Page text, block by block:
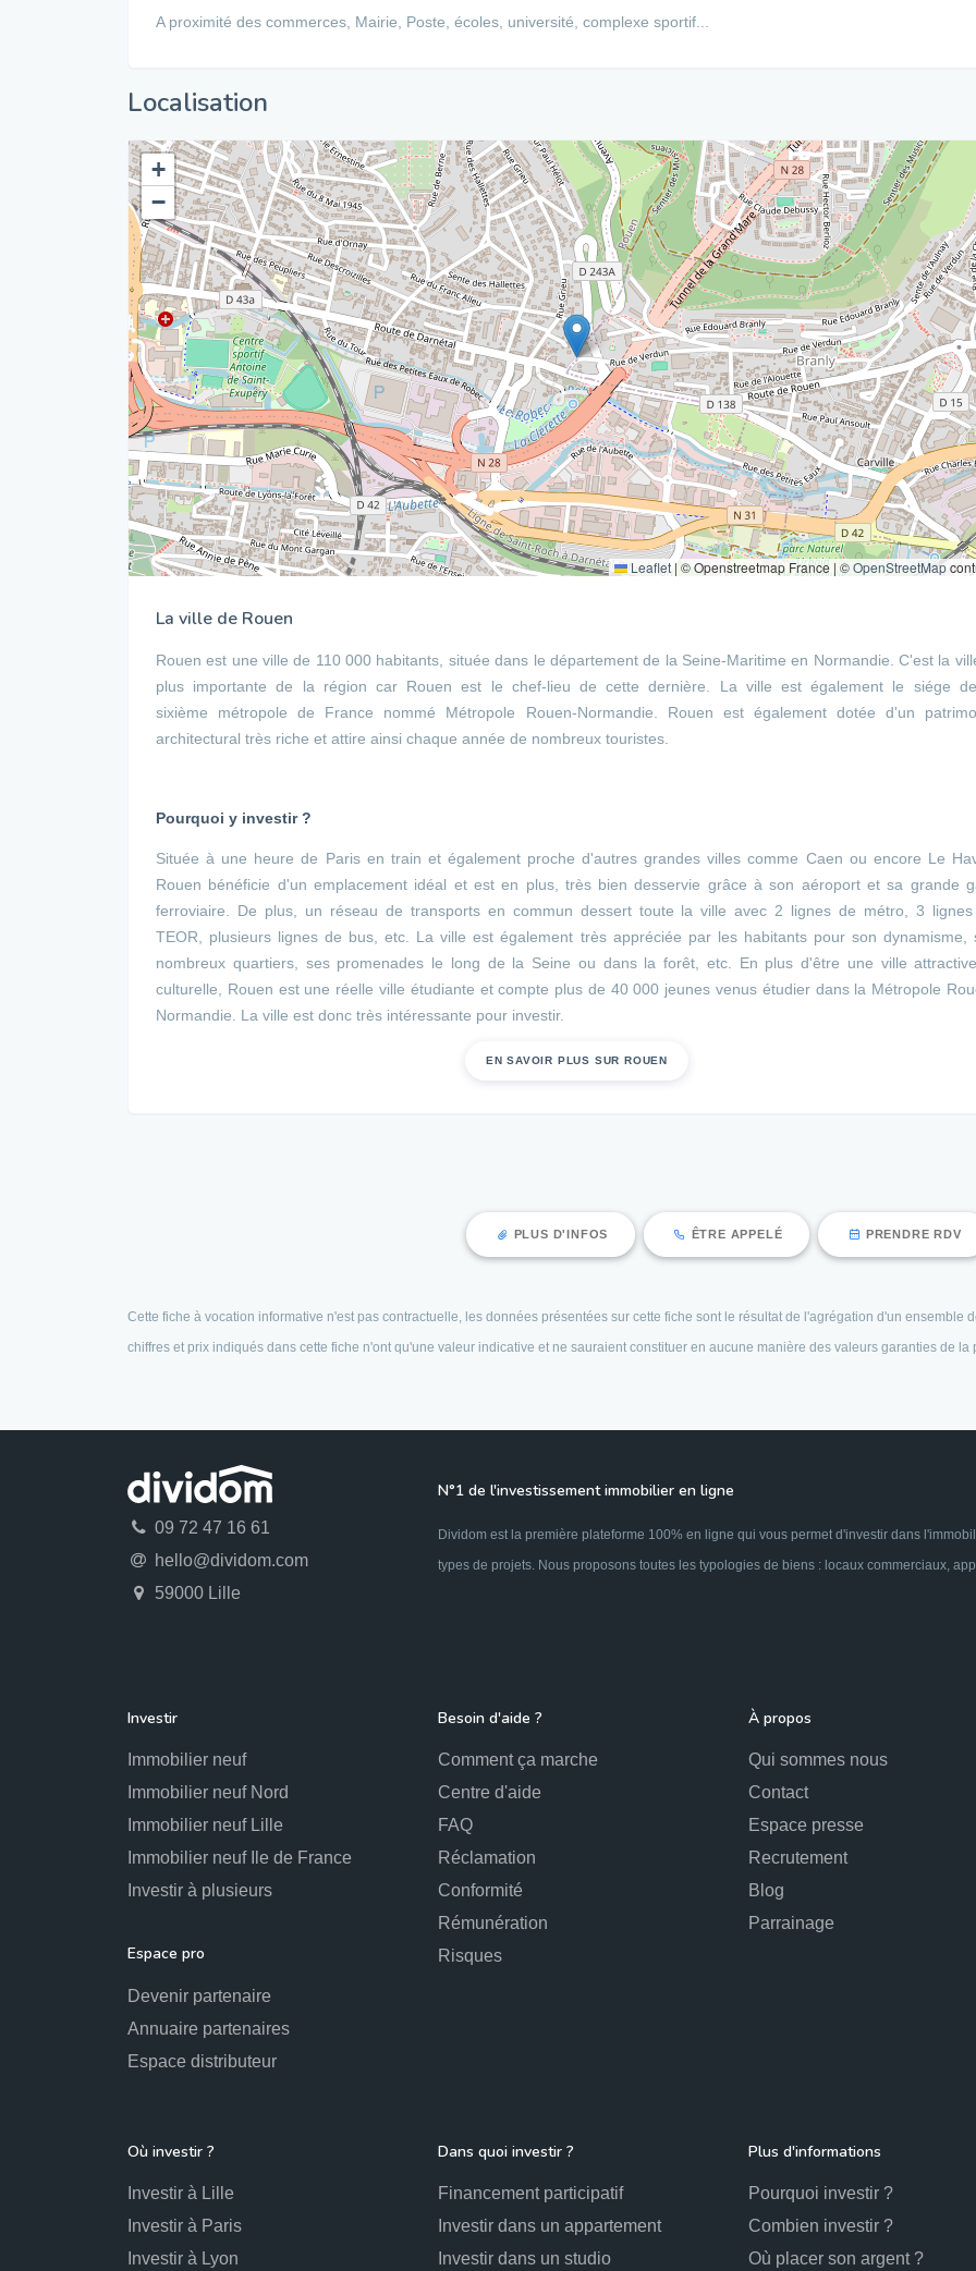
A proximité des commerces, Mairie, Poste, écoles, université, complexe sportif...
Localisation
+
−
Leaflet | © Openstreetmap France | ©OpenStreetMap
La ville de Rouen
Rouen est une ville de 110 000 habitants, située dans le département de la Seine-Maritime en Normandie. C'est la
plus importante de la région car Rouen est le chef-lieu de cette dernière. La ville est également le siége
sixième métropole de France nommé Métropole Rouen-Normandie. Rouen est également dotée d'un
architectural très riche et attire ainsi chaque année de nombreux touristes.
Pourquoi y investir ?
Située à une heure de Paris en train et également proche d'autres grandes villes comme Caen ou encore Le
Rouen bénéficie d'un emplacement idéal et est en plus, très bien desservie grâce à son aéroport et sa grande
ferroviaire. De plus, un réseau de transports en commun dessert toute la ville avec 2 lignes de métro, 3
TEOR, plusieurs lignes de bus, etc. La ville est également très appréciée par les habitants pour son dynamisme,
nombreux quartiers, ses promenades le long de la Seine ou dans la forêt, etc. En plus d'être une ville
culturelle, Rouen est une réelle ville étudiante et compte plus de 40 000 jeunes venus étudier dans la Métropole
Normandie. La ville est donc très intéressante pour investir.
EN SAVOIR PLUS SUR ROUEN
PLUS D'INFOS ÊTRE APPELÉ PRENDRE RDV
Cette fiche à vocation informative n'est pas contractuelle, les données présentées sur cette fiche sont le résultat de l'agrégation d'un ensemble
chiffres et prix indiqués dans cette fiche n'ont qu'une valeur indicative et ne sauraient constituer en aucune manière des valeurs garanties de la
09 72 47 16 61
hello@dividom.com
59000 Lille
N°1 de l'investissement immobilier en ligne
Dividom est la première plateforme 100% en ligne qui vous permet d'investir dans
types de projets. Nous proposons toutes les typologies de biens : locaux commerciaux,
Investir
Immobilier neuf
Immobilier neuf Nord
Immobilier neuf Lille
Immobilier neuf Ile de France
Investir à plusieurs
Espace pro
Devenir partenaire
Annuaire partenaires
Espace distributeur
Besoin d'aide ?
Comment ça marche
Centre d'aide
FAQ
Réclamation
Conformité
Rémunération
Risques
À propos
Qui sommes nous
Contact
Espace presse
Recrutement
Blog
Parrainage
Où investir ?
Investir à Lille
Investir à Paris
Investir à Lyon
Dans quoi investir ?
Financement participatif
Investir dans un appartement
Investir dans un studio
Plus d'informations
Pourquoi investir ?
Combien investir ?
Où placer son argent ?